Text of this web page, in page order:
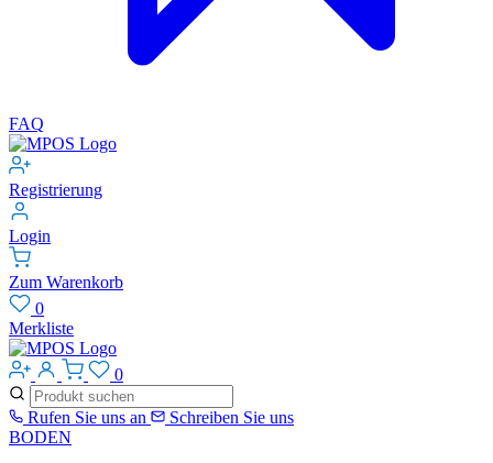
FAQ
Registrierung
Login
Zum Warenkorb
0
Merkliste
0
Rufen Sie uns an
Schreiben Sie uns
BODEN